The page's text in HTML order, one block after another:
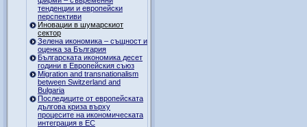
тенденции и европейски
перспективи
Иновации в шумарскиот
сектор
Зелена икономика – същност и
оценка за България
Българската икономика десет
години в Европейския съюз
Migration and transnationalism
between Switzerland and
Bulgaria
Последиците от европейската
дългова криза върху
процесите на икономическата
интеграция в ЕС